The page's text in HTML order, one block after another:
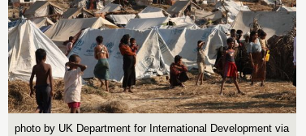
photo by UK Department for International Development via